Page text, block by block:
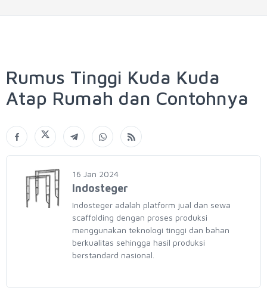
Rumus Tinggi Kuda Kuda
Atap Rumah dan Contohnya
16 Jan 2024
Indosteger
Indosteger adalah platform jual dan sewa
scaffolding dengan proses produksi
menggunakan teknologi tinggi dan bahan
berkualitas sehingga hasil produksi
berstandard nasional.